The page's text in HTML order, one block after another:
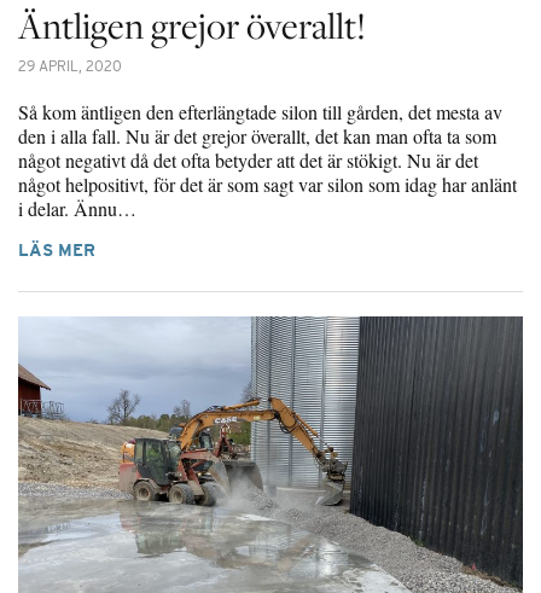
Äntligen grejor överallt!
29 APRIL, 2020
Så kom äntligen den efterlängtade silon till gården, det mesta av
den i alla fall. Nu är det grejor överallt, det kan man ofta ta som
något negativt då det ofta betyder att det är stökigt. Nu är det
något helpositivt, för det är som sagt var silon som idag har anlänt
i delar. Ännu…
LÄS MER